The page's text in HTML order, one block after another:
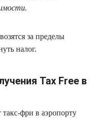
за пределы
налог.
Tax Free в
фри в аэропорту